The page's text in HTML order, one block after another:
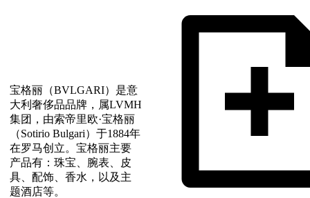
宝格丽（BVLGARI）是意
大利奢侈品品牌，属LVMH
集团，由索帝里欧·宝格丽
（Sotirio Bulgari）于1884年
在罗马创立。宝格丽主要
产品有：珠宝、腕表、皮
具、配饰、香水，以及主
题酒店等。